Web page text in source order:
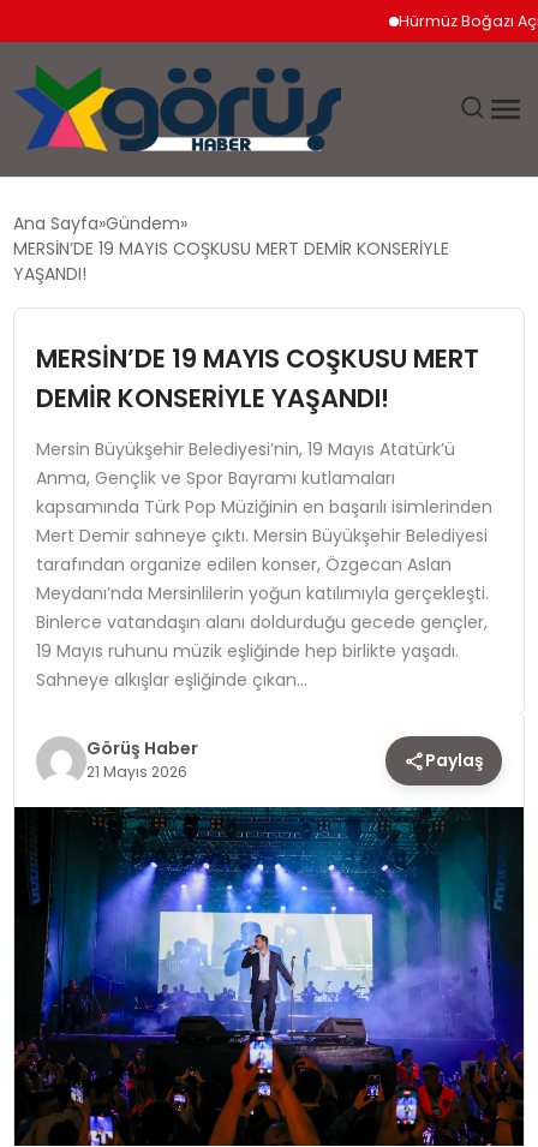
Hürmüz Boğazı
EKONOMI
MAGAZIN
SAĞLIK
SPOR
TEKNOLOJI
YAŞAM
Ana Sayfa Gündem
MERSİN’DE 19 MAYIS COŞKUSU MERT DEMİR KONSERİYLE
YAŞANDI!
MERSİN’DE 19 MAYIS COŞKUSU MERT
DEMİR KONSERİYLE YAŞANDI!
Mersin Büyükşehir Belediyesi’nin, 19 Mayıs Atatürk’ü
Anma, Gençlik ve Spor Bayramı kutlamaları
kapsamında Türk Pop Müziğinin en başarılı isimlerinden
Mert Demir sahneye çıktı. Mersin Büyükşehir Belediyesi
tarafından organize edilen konser, Özgecan Aslan
Meydanı’nda Mersinlilerin yoğun katılımıyla gerçekleşti.
Binlerce vatandaşın alanı doldurduğu gecede gençler,
19 Mayıs ruhunu müzik eşliğinde hep birlikte yaşadı.
Sahneye alkışlar eşliğinde çıkan…
Görüş Haber
21 Mayıs 2026 Paylaş